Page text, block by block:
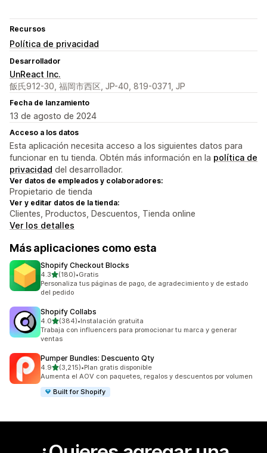
Recursos
Política de privacidad
Desarrollador
UnReact Inc.
飯氏912-30, 福岡市西区, JP-40, 819-0371, JP
Fecha de lanzamiento
13 de agosto de 2024
Acceso a los datos
Esta aplicación necesita acceso a los siguientes datos para
funcionar en tu tienda. Obtén más información en la política de
privacidad del desarrollador.
Ver datos de empleados y colaboradores:
Propietario de tienda
Ver y editar datos de la tienda:
Clientes, Productos, Descuentos, Tienda online
Ver los detalles
Más aplicaciones como esta
Shopify Checkout Blocks
4.3de 5 estrellas
(180)
180 reseñas en total
•Gratis
Personaliza tus páginas de pago, de agradecimiento y de estado
del pedido
Shopify Collabs
4.0de 5 estrellas
(384)
384 reseñas en total
•Instalación gratuita
Trabaja con influencers para promocionar tu marca y generar
ventas
Pumper Bundles: Descuento Qty
4.9de 5 estrellas
(3,215)
3215 reseñas en total
•Plan gratis disponible
Aumenta el AOV con paquetes, regalos y descuentos por volumen
Built for Shopify